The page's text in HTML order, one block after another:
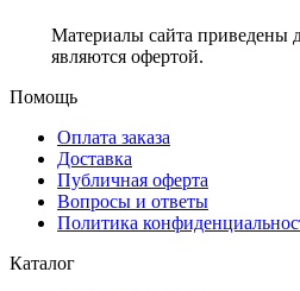
Материалы сайта приведены
являются офертой.
Помощь
Оплата заказа
Доставка
Публичная оферта
Вопросы и ответы
Политика
Каталог